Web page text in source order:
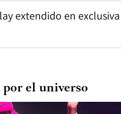
extendido en exclusiva
el universo